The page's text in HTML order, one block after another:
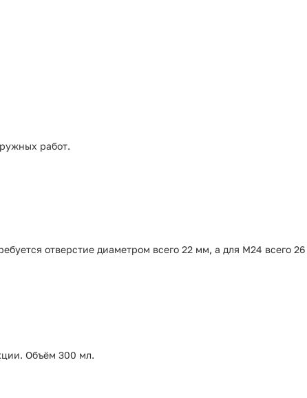
работ.
отверстие диаметром всего 22 мм, а для М24 всего
Объём 300 мл.